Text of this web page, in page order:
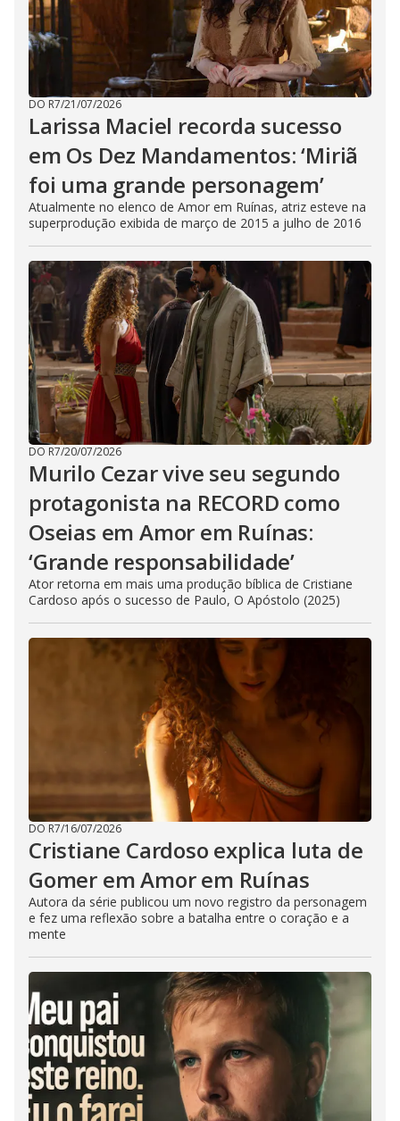
DO R7/21/07/2026
Larissa Maciel recorda sucesso
em Os Dez Mandamentos: ‘Miriã
foi uma grande personagem’
Atualmente no elenco de Amor em Ruínas, atriz esteve na
superprodução exibida de março de 2015 a julho de 2016
DO R7/20/07/2026
Murilo Cezar vive seu segundo
protagonista na RECORD como
Oseias em Amor em Ruínas:
‘Grande responsabilidade’
Ator retorna em mais uma produção bíblica de Cristiane
Cardoso após o sucesso de Paulo, O Apóstolo (2025)
DO R7/16/07/2026
Cristiane Cardoso explica luta de
Gomer em Amor em Ruínas
Autora da série publicou um novo registro da personagem
e fez uma reflexão sobre a batalha entre o coração e a
mente